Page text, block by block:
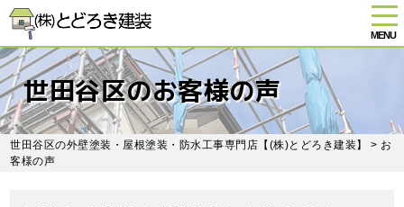
Skip
to
main
content
MENU
世田谷区のお客様の声
世田谷区の外壁塗装・屋根塗装・防水工事専門店【(株)とどろき建装】
> お
客様の声